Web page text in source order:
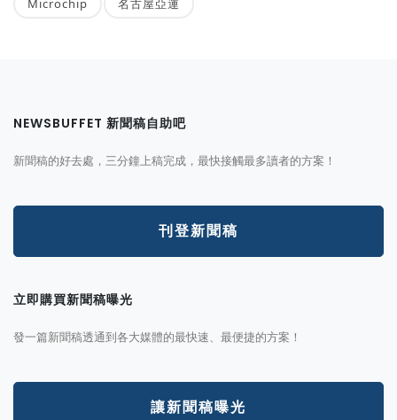
NEWSBUFFET 新聞稿自助吧
新聞稿的好去處，三分鐘上稿完成，最快接觸最多讀者的方案！
刊登新聞稿
立即購買新聞稿曝光
發一篇新聞稿透通到各大媒體的最快速、最便捷的方案！
讓新聞稿曝光